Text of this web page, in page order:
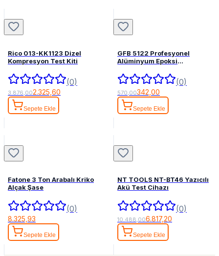
Rico 013-KK1123 Dizel
Kompresyon Test Kiti
(0)
3.876,002.325,60
Sepete Ekle
GFB 5122 Profesyonel
Alüminyum Epoksi
(0)
570,00342,00
Sepete Ekle
Fatone 3 Ton Arabalı Kriko
Alçak Şase
(0)
8.325,93
Sepete Ekle
NT TOOLS NT-BT46 Yazıcılı
Akü Test Cihazı
(0)
10.488,006.817,20
Sepete Ekle